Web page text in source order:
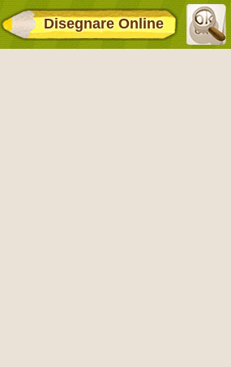
Disegnare Online